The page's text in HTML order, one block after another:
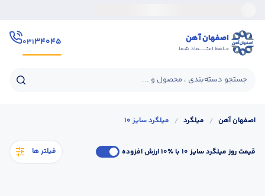
اصفهان آهن
حـافظ اعتــــــماد شما
۳۴۰۴۵۰۳۱
جستجو دسته‌بندی ، محصول و ...
اصفهان آهن / میلگرد / میلگرد سایز 10
فیلتر ها قیمت روز میلگرد سایز 10 با ٪۱۰ ارزش افزوده